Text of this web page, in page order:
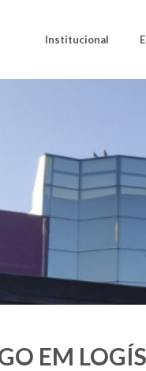
Institucional
EM